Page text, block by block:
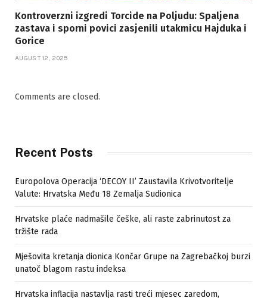
Kontroverzni izgredi Torcide na Poljudu: Spaljena
zastava i sporni povici zasjenili utakmicu Hajduka i
Gorice
AUGUST 12, 2025
Comments are closed.
Recent Posts
Europolova Operacija ‘DECOY II’ Zaustavila Krivotvoritelje
Valute: Hrvatska Među 18 Zemalja Sudionica
Hrvatske plaće nadmašile češke, ali raste zabrinutost za
tržište rada
Mješovita kretanja dionica Končar Grupe na Zagrebačkoj burzi
unatoč blagom rastu indeksa
Hrvatska inflacija nastavlja rasti treći mjesec zaredom,